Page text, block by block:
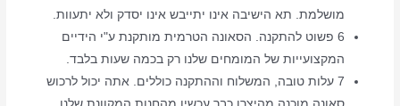
מושלמת. תא הישיבה אינו יתייבש אינו יסדק ולא יתעוות.
6 פשוט להתקנה. הסאונה הטרמית מותקנת ע"י הידיים
המקצועייות של המומחים שלנו רק בכמה שעות בלבד.
7 עלות טובה, המשלוח וההתקנה כוללים. אתה יכול לרכוש